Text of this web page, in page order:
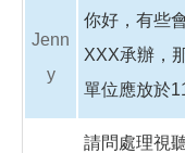
Jenn
y
你好，有些
XXX承辦，
單位應放於
請問處理視